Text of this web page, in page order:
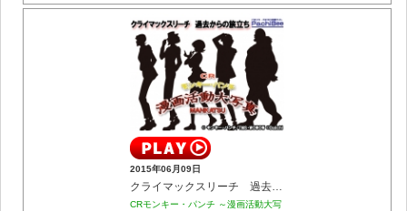
2015年06月09日
クライマックスリーチ 過去からの旅立ち
CRモンキー・パンチ ～漫画活動大写